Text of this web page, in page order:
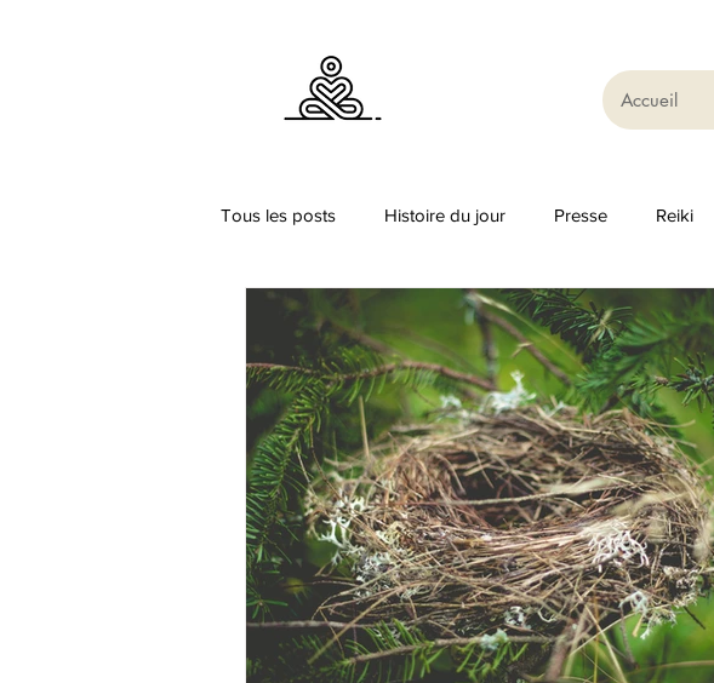
Accueil
Tous les posts Histoire du jour Presse Reiki